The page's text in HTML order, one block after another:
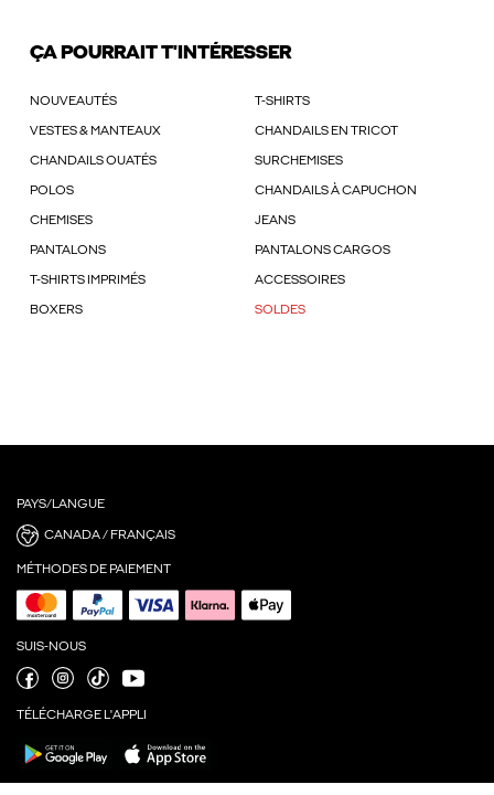
ÇA POURRAIT T'INTÉRESSER
NOUVEAUTÉS T-SHIRTS
VESTES & MANTEAUX CHANDAILS EN TRICOT
CHANDAILS OUATÉS SURCHEMISES
POLOS CHANDAILS À CAPUCHON
CHEMISES JEANS
PANTALONS PANTALONS CARGOS
T-SHIRTS IMPRIMÉS ACCESSOIRES
BOXERS SOLDES
PAYS/LANGUE
CANADA / FRANÇAIS
MÉTHODES DE PAIEMENT
SUIS-NOUS
TÉLÉCHARGE L'APPLI